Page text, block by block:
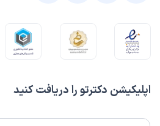
اپلیکیشن دکترتو را دریافت کنید